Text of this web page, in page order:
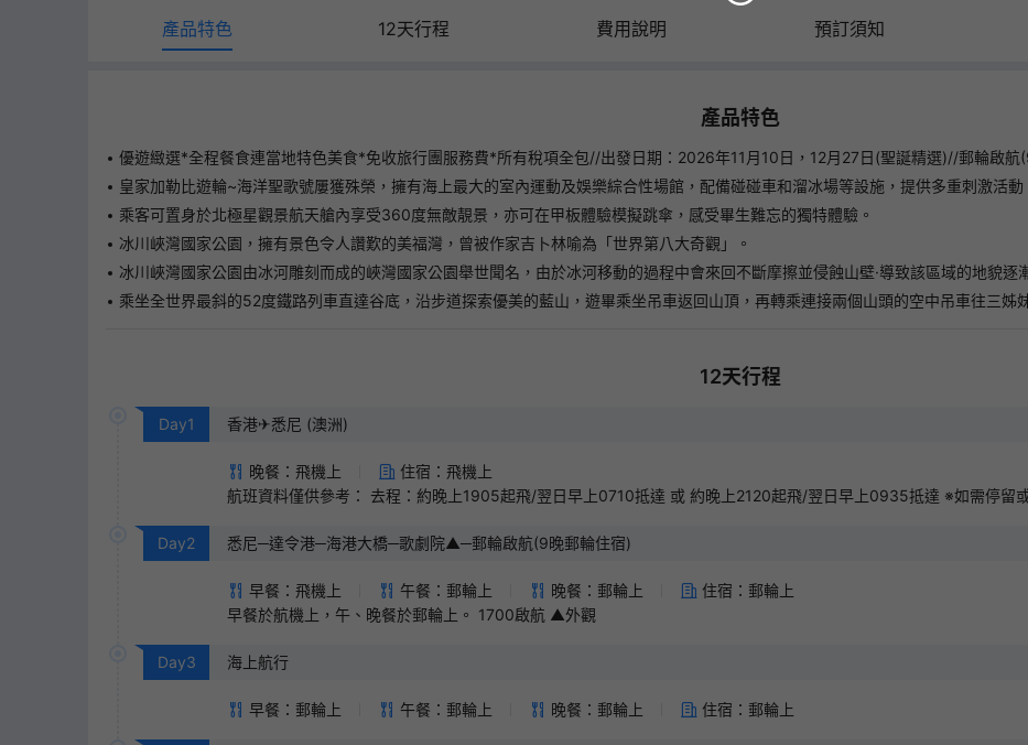
產品特色 12天行程 費用說明 預訂須知
產品特色
優遊緻選*全程餐食連當地特色美食*免收旅行團服務費*所有稅項全包//出發日期：2026年11月10日，12月27日(聖誕精選)//郵輪啟航
皇家加勒比遊輪~海洋聖歌號屢獲殊榮，擁有海上最大的室內運動及娛樂綜合性場館，配備碰碰車和溜冰場等設施，提供多重刺激活動
乘客可置身於北極星觀景航天艙內享受360度無敵靚景，亦可在甲板體驗模擬跳傘，感受畢生難忘的獨特體驗。
冰川峽灣國家公園，擁有景色令人讚歎的美福灣，曾被作家吉卜林喻為「世界第八大奇觀」。
冰川峽灣國家公園由冰河雕刻而成的峽灣國家公園舉世聞名，由於冰河移動的過程中會來回不斷摩擦並侵蝕山壁·導致該區域的地貌逐
乘坐全世界最斜的52度鐵路列車直達谷底，沿步道探索優美的藍山，遊畢乘坐吊車返回山頂，再轉乘連接兩個山頭的空中吊車往三姊
12天行程
Day1 香港✈悉尼 (澳洲)
晚餐：飛機上
住宿：飛機上
航班資料僅供參考： 去程：約晚上1905起飛/翌日早上0710抵達 或 約晚上2120起飛/翌日早上0935抵達 ※如需停留
Day2 悉尼─達令港─海港大橋─歌劇院▲─郵輪啟航(9晚郵輪住宿)
早餐：飛機上 午餐：郵輪上 晚餐：郵輪上
住宿：郵輪上
早餐於航機上，午、晚餐於郵輪上。 1700啟航 ▲外觀
Day3 海上航行
早餐：郵輪上 午餐：郵輪上 晚餐：郵輪上 住宿：郵輪上
長線旅行團新客券
領券後14天內有效
HKD 220
日本旅行團新客券
領券後14天內有效
HKD160
領券後14天內有效
廣東省旅行團新客券
領券後14天內有效